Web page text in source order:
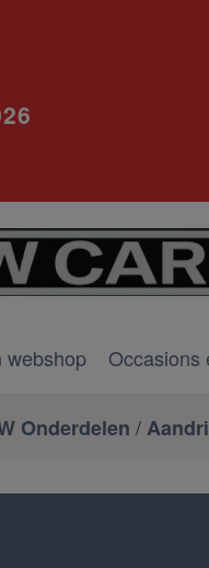
webshop Occasions
Onderdelen /